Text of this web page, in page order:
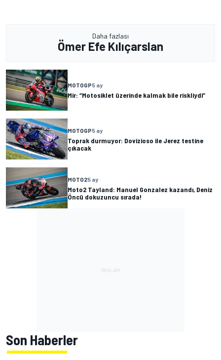
Daha fazlası
Ömer Efe Kılıçarslan
MOTOGP5 ay
Mir: “Motosiklet üzerinde kalmak bile riskliydi”
MOTOGP5 ay
Toprak durmuyor: Dovizioso ile Jerez testine
çıkacak
MOTO25 ay
Moto2 Tayland: Manuel Gonzalez kazandı, Deniz
Öncü dokuzuncu sırada!
Son Haberler